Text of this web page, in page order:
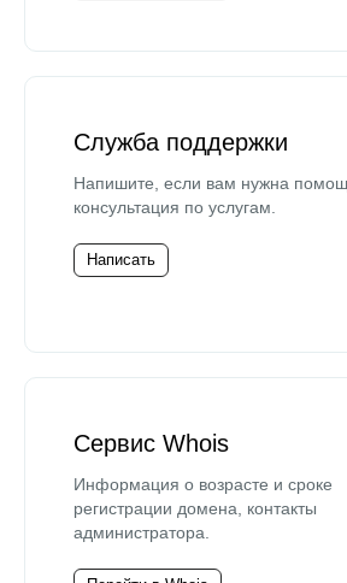
Служба поддержки
Напишите, если вам нужна
консультация по услугам.
Написать
Сервис Whois
Информация о возрасте и сроке
регистрации домена, контакты
администратора.